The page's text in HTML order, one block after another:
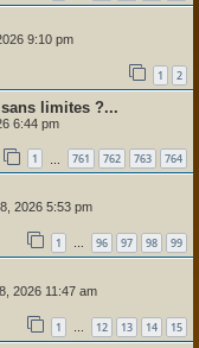
9:10 pm
1 2
limites ?...
6:44 pm
1 761 762 763 764
2026 5:53 pm
1 … 96 97 98 99
2026 11:47 am
1 … 12 13 14 15